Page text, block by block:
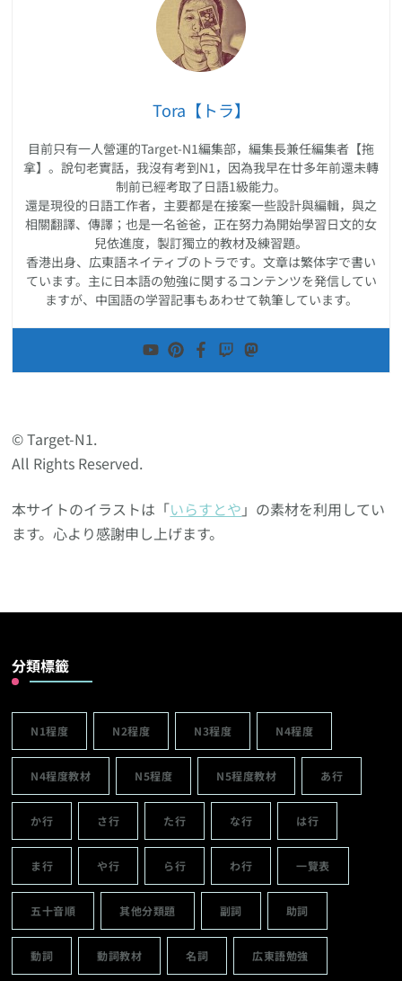
Tora【トラ】
目前只有一人營運的Target-N1編集部，編集長兼任編集者【拖
拿】。說句老實話，我沒有考到N1，因為我早在廿多年前還未轉
制前已經考取了日語1級能力。
還是現役的日語工作者，主要都是在接案一些設計與編輯，與之
相關翻譯、傳譯；也是一名爸爸，正在努力為開始學習日文的女
兒依進度，製訂獨立的教材及練習題。
香港出身、広東語ネイティブのトラです。文章は繁体字で書い
ています。主に日本語の勉強に関するコンテンツを発信してい
ますが、中国語の学習記事もあわせて執筆しています。
© Target-N1.
All Rights Reserved.
本サイトのイラストは「いらすとや 」の素材を利用してい
ます。心より感謝申し上げます。
分類標籤
N1程度 N2程度 N3程度 N4程度
N4程度教材 N5程度 N5程度教材 あ行
か行 さ行 た行 な行 は行
ま行 や行 ら行 わ行 一覽表
五十音順 其他分類題 副詞 助詞
動詞 動詞教材 名詞 広東語勉強